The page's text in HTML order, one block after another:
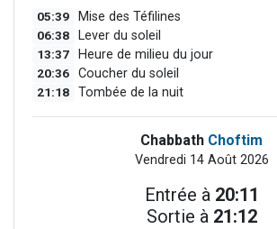
05:39 Mise des Téfilines
06:38 Lever du soleil
13:37 Heure de milieu du jour
20:36 Coucher du soleil
21:18 Tombée de la nuit
Chabbath Choftim
Vendredi 14 Août 2026
Entrée à 20:11
Sortie à 21:12